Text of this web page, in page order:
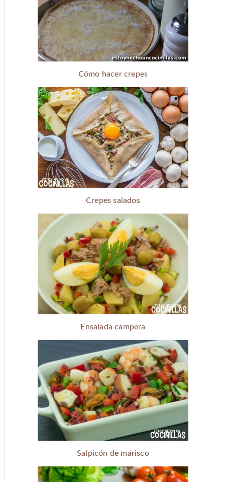
Cómo hacer crepes
Crepes salados
Ensalada campera
Salpicón de marisco